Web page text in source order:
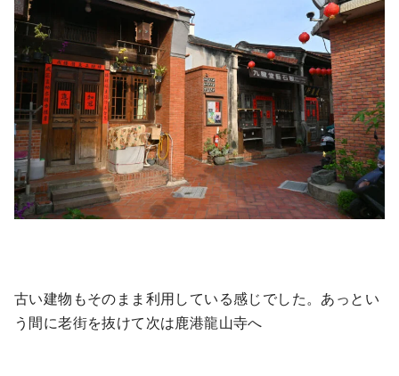
古い建物もそのまま利用している感じでした。あっとい
う間に老街を抜けて次は鹿港龍山寺へ